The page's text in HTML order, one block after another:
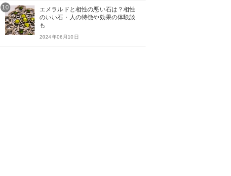
10
エメラルドと相性の悪い石は？相性
のいい石・人の特徴や効果の体験談
も
2024年06月10日